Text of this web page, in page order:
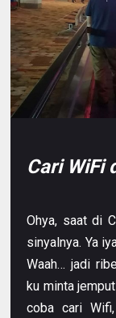
Cari WiFi
Ohya, saat di
sinyalnya. Ya
Waah… jadi
ku minta
coba cari